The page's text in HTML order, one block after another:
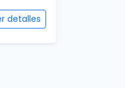
detalles